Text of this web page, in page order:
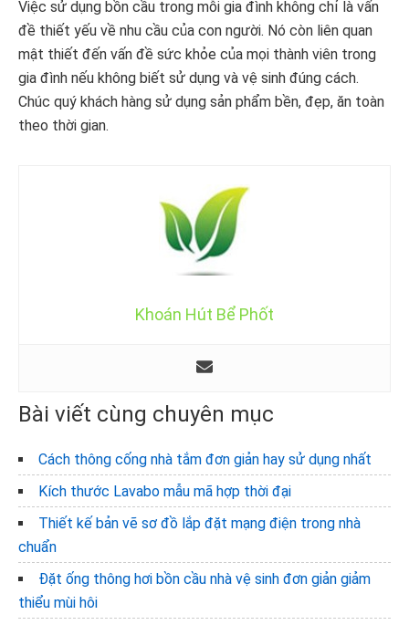
Việc sử dụng bồn cầu trong mỗi gia đình không chỉ là vấn
đề thiết yếu về nhu cầu của con người. Nó còn liên quan
mật thiết đến vấn đề sức khỏe của mọi thành viên trong
gia đình nếu không biết sử dụng và vệ sinh đúng cách.
Chúc quý khách hàng sử dụng sản phẩm bền, đẹp, ăn toàn
theo thời gian.
Khoán Hút Bể Phốt
Bài viết cùng chuyên mục
Cách thông cống nhà tắm đơn giản hay sử dụng nhất
Kích thước Lavabo mẫu mã hợp thời đại
Thiết kế bản vẽ sơ đồ lắp đặt mạng điện trong nhà
chuẩn
Đặt ống thông hơi bồn cầu nhà vệ sinh đơn giản giảm
thiểu mùi hôi